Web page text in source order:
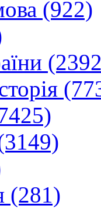
(922)
(281)